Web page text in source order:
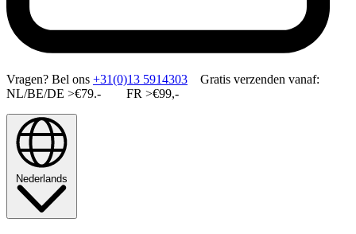
Vragen? Bel ons +31(0)13 5914303 Gratis verzenden vanaf:
NL/BE/DE >€79.- FR >€99,-
Nederlands